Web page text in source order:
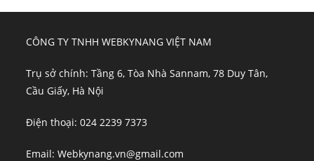
CÔNG TY TNHH WEBKYNANG VIỆT NAM
Trụ sở chính: Tầng 6, Tòa Nhà Sannam, 78 Duy Tân,
Cầu Giấy, Hà Nội
Điện thoại: 024 2239 7373
Email: Webkynang.vn@gmail.com